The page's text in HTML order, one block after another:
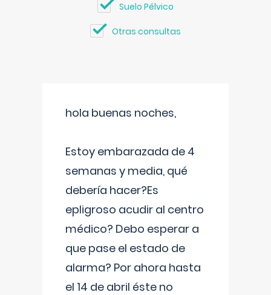
Suelo Pélvico
Otras consultas
hola buenas noches,
Estoy embarazada de 4
semanas y media, qué
debería hacer?Es
epligroso acudir al centro
médico? Debo esperar a
que pase el estado de
alarma? Por ahora hasta
el 14 de abril éste no